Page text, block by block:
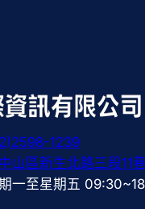
1239
山區新生北路三段11
一至星期五